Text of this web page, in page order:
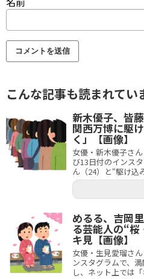
こんな記事も読まれてい
新木優子、皆
関西万博に駆
く」【画像】
女優・新木優子さ
び13日付のインス
ん（24）と“駆け込
めるる、吉岡
る芸能人の“
キ見【画像】
女優・生見愛瑠さ
ンスタグラムで、
し、ネット上では